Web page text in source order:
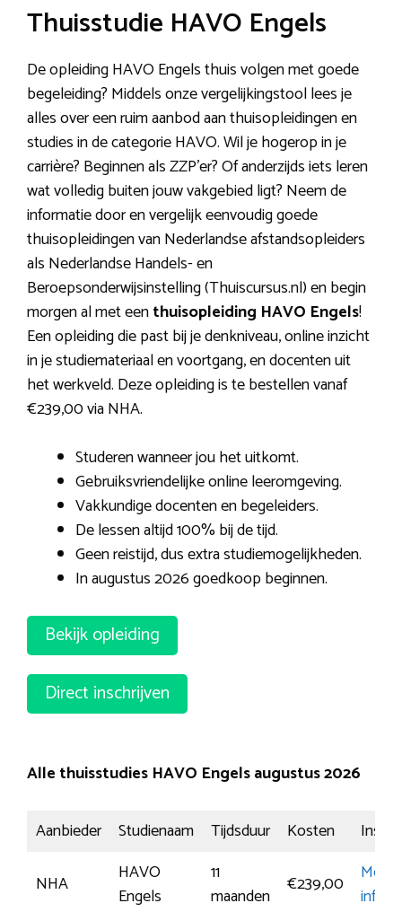
Thuisstudie HAVO Engels
De opleiding HAVO Engels thuis volgen met goede
begeleiding? Middels onze vergelijkingstool lees je
alles over een ruim aanbod aan thuisopleidingen en
studies in de categorie HAVO. Wil je hogerop in je
carrière? Beginnen als ZZP’er? Of anderzijds iets leren
wat volledig buiten jouw vakgebied ligt? Neem de
informatie door en vergelijk eenvoudig goede
thuisopleidingen van Nederlandse afstandsopleiders
als Nederlandse Handels- en
Beroepsonderwijsinstelling (Thuiscursus.nl) en begin
morgen al met eenthuisopleiding HAVO Engels!
Een opleiding die past bij je denkniveau, online inzicht
in je studiemateriaal en voortgang, en docenten uit
het werkveld. Deze opleiding is te bestellen vanaf
€239,00 via NHA.
Studeren wanneer jou het uitkomt.
Gebruiksvriendelijke online leeromgeving.
Vakkundige docenten en begeleiders.
De lessen altijd 100% bij de tijd.
Geen reistijd, dus extra studiemogelijkheden.
In augustus 2026 goedkoop beginnen.
Bekijk opleiding
Direct inschrijven
Alle thuisstudies HAVO Engels augustus 2026
Aanbieder Studienaam Tijdsduur Kosten
NHA
HAVO
Engels
11
maanden
€239,00
Meer